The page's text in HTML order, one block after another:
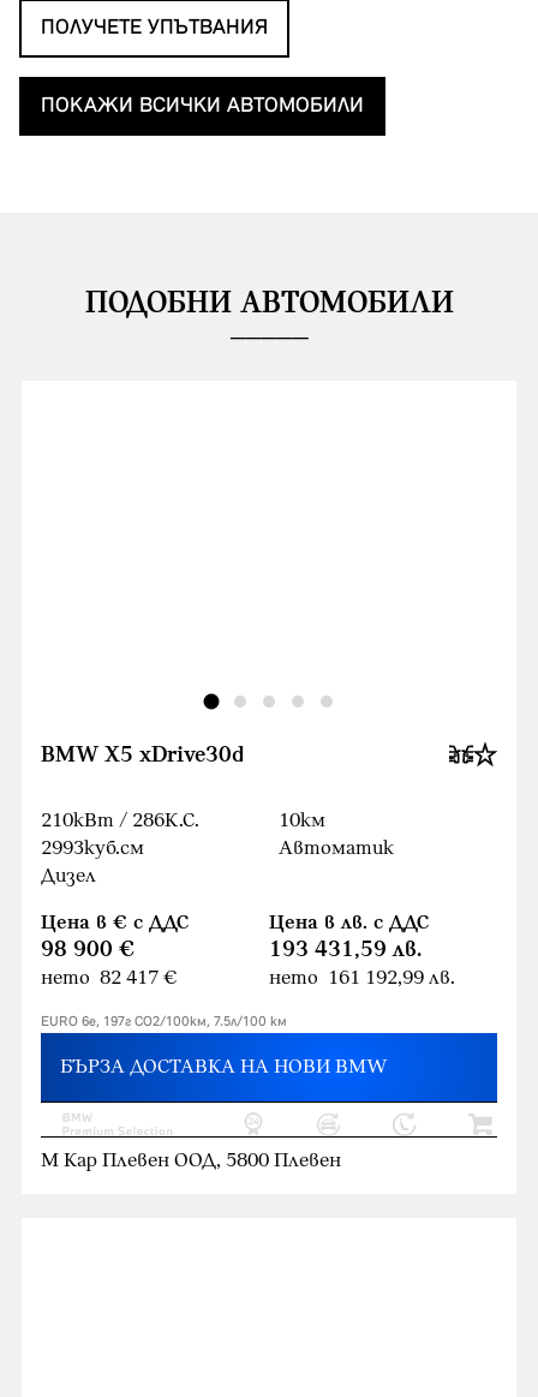
ПОЛУЧЕТЕ УПЪТВАНИЯ
ПОКАЖИ ВСИЧКИ АВТОМОБИЛИ
ПОДОБНИ АВТОМОБИЛИ
BMW X5 xDrive30d
210кВт / 286К.С.
2993куб.cм
Дизел
10км
Автоматик
Цена в € с ДДС
98 900 €
нето 82 417 €
Цена в лв. с ДДС
193 431,59 лв.
нето 161 192,99 лв.
EURO 6e, 197г CO2/100км, 7.5л/100 км
БЪРЗА ДОСТАВКА НА НОВИ BMW
М Кар Плевен ООД, 5800 Плевен